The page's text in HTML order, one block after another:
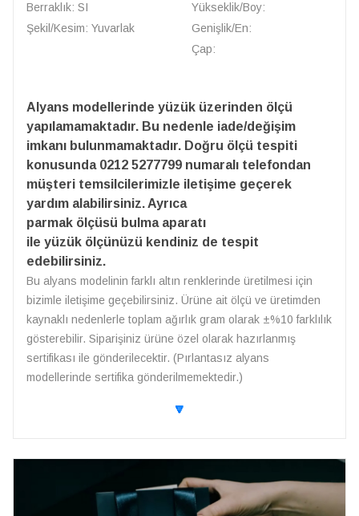
Berraklık: SI
Şekil/Kesim: Yuvarlak
Yükseklik/Boy:
Genişlik/En:
Çap:
Alyans modellerinde yüzük üzerinden ölçü
yapılamamaktadır. Bu nedenle iade/değişim
imkanı bulunmamaktadır. Doğru ölçü tespiti
konusunda 0212 5277799 numaralı telefondan
müşteri temsilcilerimizle iletişime geçerek
yardım alabilirsiniz. Ayrıca
parmak ölçüsü bulma aparatı
ile yüzük ölçünüzü kendiniz de tespit
edebilirsiniz.
Bu alyans modelinin farklı altın renklerinde üretilmesi için
bizimle iletişime geçebilirsiniz. Ürüne ait ölçü ve üretimden
kaynaklı nedenlerle toplam ağırlık gram olarak ±%10 farklılık
gösterebilir. Siparişiniz ürüne özel olarak hazırlanmış
sertifikası ile gönderilecektir. (Pırlantasız alyans
modellerinde sertifika gönderilmemektedir.)
🔽